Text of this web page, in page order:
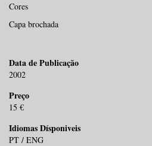
Cores
Capa brochada
Data de Publicação
2002
Preço
15 €
Idiomas Dísponiveis
PT / ENG